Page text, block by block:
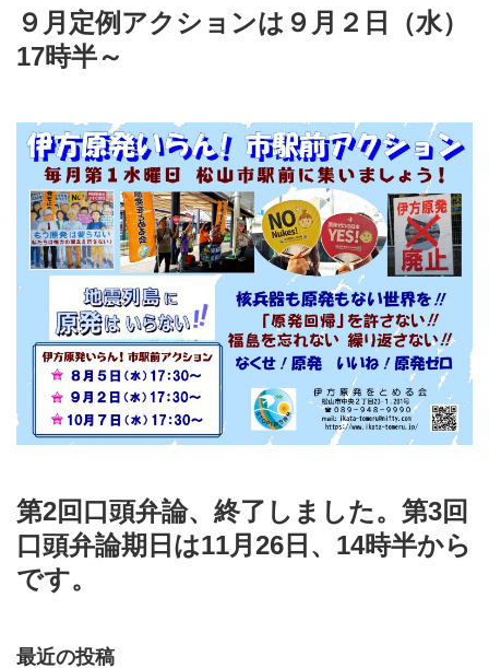
９月定例アクションは９月２日（水）
17時半～
第2回口頭弁論、終了しました。第3回
口頭弁論期日は11月26日、14時半から
です。
最近の投稿